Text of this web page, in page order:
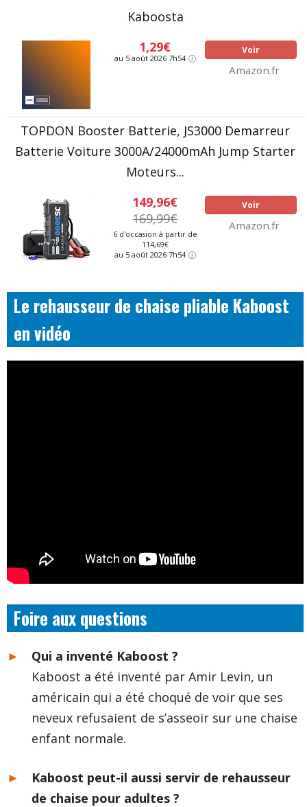
Kaboosta
1,29€
au 5 août 2026 7h54
Voir
Amazon.fr
TOPDON Booster Batterie, JS3000 Demarreur
Batterie Voiture 3000A/24000mAh Jump Starter
Moteurs...
149,96€
169,99€
6 d'occasion à partir de
114,69€
au 5 août 2026 7h54
Voir
Amazon.fr
Le rehausseur de chaise pliable Kaboost
en vidéo
Foire aux questions
Qui a inventé Kaboost ?
Kaboost a été inventé par Amir Levin, un
américain qui a été choqué de voir que ses
neveux refusaient de s’asseoir sur une chaise
enfant normale.
Kaboost peut-il aussi servir de rehausseur
de chaise pour adultes ?